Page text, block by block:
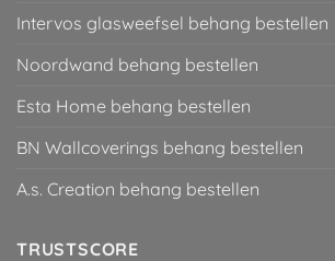
Intervos glasweefsel behang bestellen
Noordwand behang bestellen
Esta Home behang bestellen
BN Wallcoverings behang bestellen
A.s. Creation behang bestellen
TRUSTSCORE